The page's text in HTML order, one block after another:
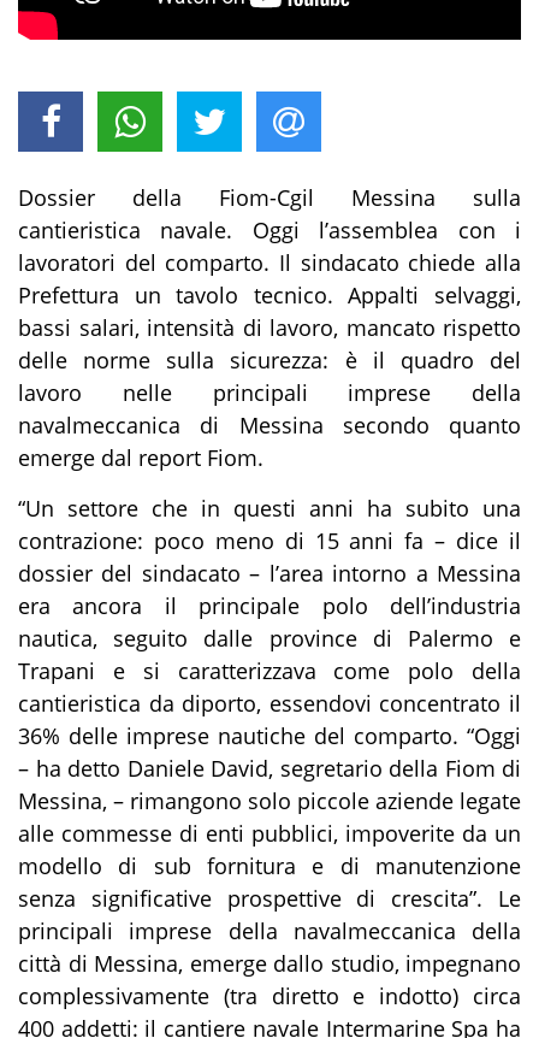
Dossier della Fiom-Cgil Messina sulla
cantieristica navale. Oggi l’assemblea con i
lavoratori del comparto. Il sindacato chiede alla
Prefettura un tavolo tecnico. Appalti selvaggi,
bassi salari, intensità di lavoro, mancato rispetto
delle norme sulla sicurezza: è il quadro del
lavoro nelle principali imprese della
navalmeccanica di Messina secondo quanto
emerge dal report Fiom.
“Un settore che in questi anni ha subito una
contrazione: poco meno di 15 anni fa – dice il
dossier del sindacato – l’area intorno a Messina
era ancora il principale polo dell’industria
nautica, seguito dalle province di Palermo e
Trapani e si caratterizzava come polo della
cantieristica da diporto, essendovi concentrato il
36% delle imprese nautiche del comparto. “Oggi
– ha detto Daniele David, segretario della Fiom di
Messina, – rimangono solo piccole aziende legate
alle commesse di enti pubblici, impoverite da un
modello di sub fornitura e di manutenzione
senza significative prospettive di crescita”. Le
principali imprese della navalmeccanica della
città di Messina, emerge dallo studio, impegnano
complessivamente (tra diretto e indotto) circa
400 addetti: il cantiere navale Intermarine Spa ha